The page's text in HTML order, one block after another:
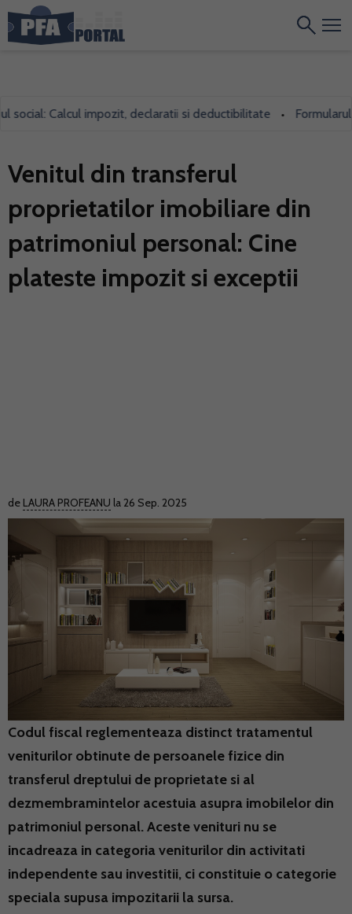
Calcul impozit, declaratii si deductibilitate • Formularul
Venitul din transferul
proprietatilor imobiliare din
patrimoniul personal: Cine
plateste impozit si exceptii
de LAURA PROFEANU la 26 Sep. 2025
Codul fiscal reglementeaza distinct tratamentul
veniturilor obtinute de persoanele fizice din
transferul dreptului de proprietate si al
dezmembramintelor acestuia asupra imobilelor din
patrimoniul personal. Aceste venituri nu se
incadreaza in categoria veniturilor din activitati
independente sau investitii, ci constituie o categorie
speciala supusa impozitarii la sursa.